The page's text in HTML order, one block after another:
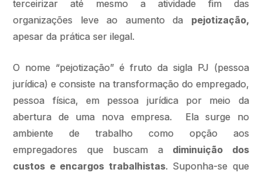
terceirizar até mesmo a atividade fim das
organizações leve ao aumento da pejotização,
apesar da prática ser ilegal.
O nome “pejotização” é fruto da sigla PJ (pessoa
jurídica) e consiste na transformação do empregado,
pessoa física, em pessoa jurídica por meio da
abertura de uma nova empresa. Ela surge no
ambiente de trabalho como opção aos
empregadores que buscam a diminuição dos
custos e encargos trabalhistas. Suponha-se que